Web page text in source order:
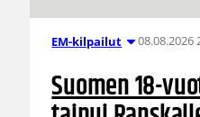
EM-kilpailut 08.08.2026
Suomen 18-